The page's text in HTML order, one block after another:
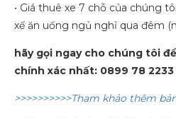
• Giá thuê xe 7 chỗ của chúng
xế ăn uống ngủ nghỉ qua đêm
hãy gọi ngay cho chúng tôi
chính xác nhất: 0899 78 2233
>>>>>>>>>>Tham khảo thêm